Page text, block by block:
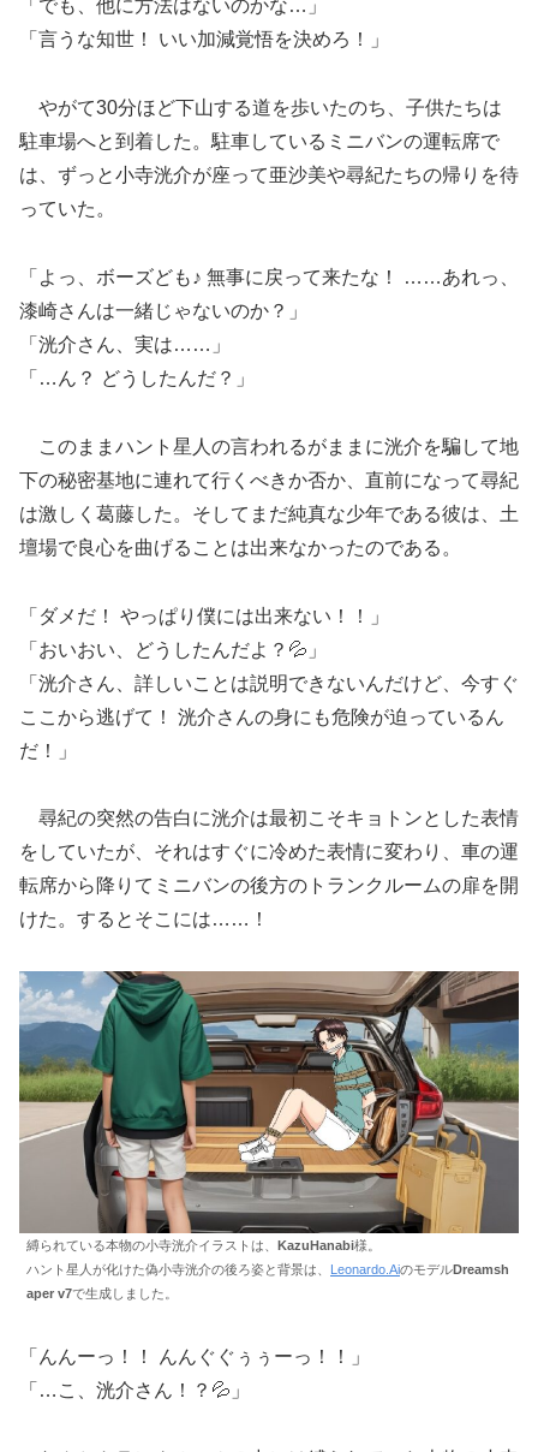
「でも、他に方法はないのかな…」
「言うな知世！ いい加減覚悟を決めろ！」
やがて30分ほど下山する道を歩いたのち、子供たちは
駐車場へと到着した。駐車しているミニバンの運転席で
は、ずっと小寺洸介が座って亜沙美や尋紀たちの帰りを待
っていた。
「よっ、ボーズども♪ 無事に戻って来たな！ ……あれっ、
漆崎さんは一緒じゃないのか？」
「洸介さん、実は……」
「…ん？ どうしたんだ？」
このままハント星人の言われるがままに洸介を騙して地
下の秘密基地に連れて行くべきか否か、直前になって尋紀
は激しく葛藤した。そしてまだ純真な少年である彼は、土
壇場で良心を曲げることは出来なかったのである。
「ダメだ！ やっぱり僕には出来ない！！」
「おいおい、どうしたんだよ？💦」
「洸介さん、詳しいことは説明できないんだけど、今すぐ
ここから逃げて！ 洸介さんの身にも危険が迫っているん
だ！」
尋紀の突然の告白に洸介は最初こそキョトンとした表情
をしていたが、それはすぐに冷めた表情に変わり、車の運
転席から降りてミニバンの後方のトランクルームの扉を開
けた。するとそこには……！
縛られている本物の小寺洸介イラストは、 KazuHanabi様。
ハント星人が化けた偽小寺洸介の後ろ姿と背景は、
Leonardo.AiのモデルDreamsh
aper v7で生成しました。
「んんーっ！！ んんぐぐぅぅーっ！！」
「…こ、洸介さん！？💦」